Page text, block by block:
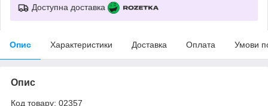
Доступна доставка
Опис Характеристики Доставка Оплата Умови
Опис
Код товару: 02357